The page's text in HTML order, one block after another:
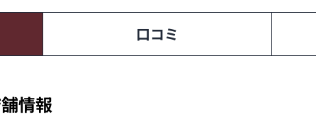
口コミ
情報